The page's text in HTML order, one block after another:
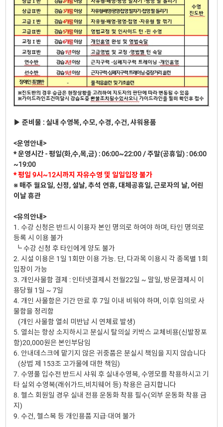
▶ 준비물 : 실내 수영복, 수모, 수경, 수건, 샤워용품
<운영안내>
* 운영시간 - 평일(화,수,목,금) : 06:00~22:00 / 주말(공휴일) : 06:00
~19:00
* 평일 9시~12시까지 자유수영 및 일일입장 불가
※ 매주 월요일, 신정, 설날, 추석 연휴, 대체공휴일, 근로자의 날, 어린
이날 휴관
<유의안내>
1. 수강 신청은 반드시 이용자 본인 명의로 하여야 하며, 타인 명의로
등록 시 이용 불가
┗ 수강 신청 후 타인에게 양도 불가
2. 시설 이용은 1일 1회만 이용 가능. 단, 다과목 이용시 각 종목별 1회
입장이 가능
3. 개인사물함 결제 : 인터넷결제시 전월22일 ~ 말일, 방문결제시 이
용당월 1일 ~ 7일
4. 개인 사물함은 기간 만료 후 7일 이내 비워야 하며, 이후 임의로 사
물함을 정리함
(개인 사물함 열쇠 미반납 시 연체료 발생)
5. 열쇠는 항상 소지하시고 분실시 탈의실 키박스 교체비용(신발장포
함)20,000원은 본인부담임
6. 안내데스크에 맡기지 않은 귀중품은 분실시 책임을 지지 않습니다
(상법 제 153조 고가물에 대한 책임)
7. 수영풀 입수전 반드시 샤워 후 실내수영복, 수영모를 착용하시고 기
타 실외 수영복(래쉬가드,비치웨어 등) 착용은 금지합니다
8. 헬스 회원일 경우 실내 전용 운동화 착용 필수(외부 운동화 착용 금
지)
9. 수건, 헬스복 등 개인용품 지급·대여 불가